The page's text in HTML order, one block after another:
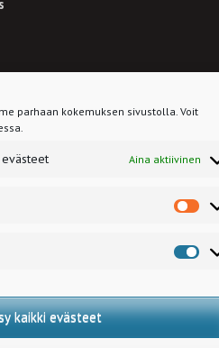
parhaan kokemuksen sivustolla. Voit
Aina aktiivinen
kaikki evästeet